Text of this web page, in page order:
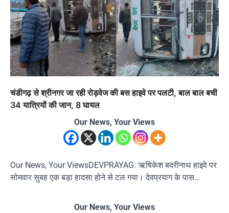
चंडीगढ़ से श्रीनगर जा रही रोड़वेज की बस हाइवे पर पलटी, बाल बाल बची
34 यात्रियों की जान, 8 घायल
Our News, Your Views
Our News, Your ViewsDEVPRAYAG: ऋषिकेश बदरीनाथ हाइवे पर
सोमवार सुबह एक बड़ा हादसा होने से टल गया। देवप्रयाग के पास…
Our News, Your Views